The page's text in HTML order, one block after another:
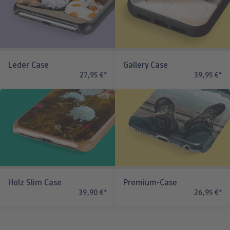
Leder Case
27,95 €*
Gallery Case
39,95 €*
Holz Slim Case
39,90 €*
Premium-Case
26,95 €*